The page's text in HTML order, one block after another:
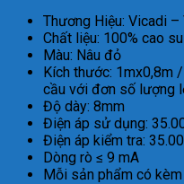
Thương Hiệu: Vicadi –
Chất liệu: 100% cao
Màu: Nâu đỏ
Kích thước: 1mx0,8m
cầu với đơn số lượng l
Độ dày: 8mm
Điện áp sử dụng: 35
Điện áp kiểm tra:
Dòng rò ≤ 9 mA
Mỗi sản phẩm có